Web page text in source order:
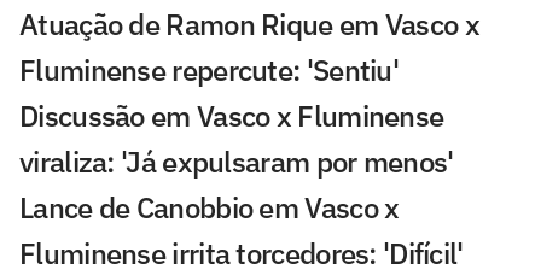
Atuação de Ramon Rique em Vasco x
Fluminense repercute: 'Sentiu'
Discussão em Vasco x Fluminense
viraliza: 'Já expulsaram por menos'
Lance de Canobbio em Vasco x
Fluminense irrita torcedores: 'Difícil'